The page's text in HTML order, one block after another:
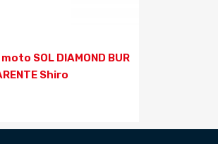
SOL DIAMOND BUR
Shiro